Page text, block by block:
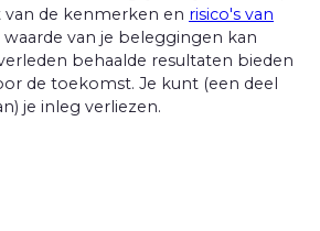
de kenmerken en risico's van
waarde van je beleggingen kan
behaalde resultaten bieden
de toekomst. Je kunt (een deel
je inleg verliezen.